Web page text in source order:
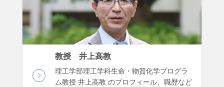
教授 井上高教
理工学部理工学科生命・物質化学プログラ
ム教授 井上高教 のプロフィール、職歴など